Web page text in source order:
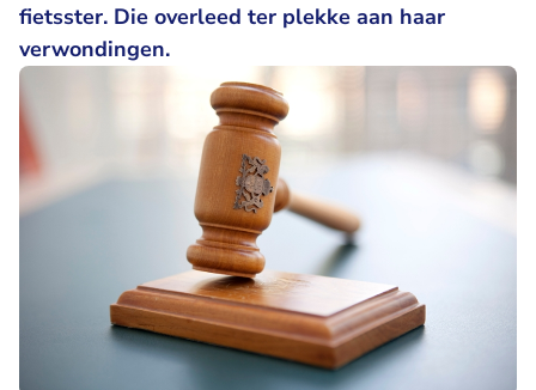
fietsster. Die overleed ter plekke aan haar
verwondingen.